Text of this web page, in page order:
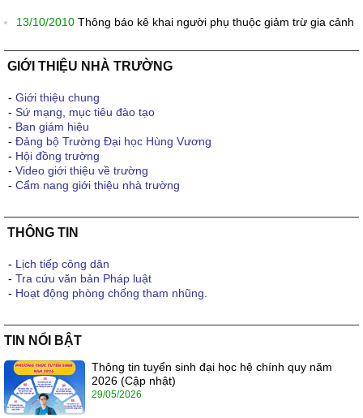
13/10/2010 Thông báo kê khai người phụ thuộc giảm trừ gia cảnh
GIỚI THIỆU NHÀ TRƯỜNG
- Giới thiệu chung
- Sứ mạng, mục tiêu đào tạo
- Ban giám hiệu
- Đảng bộ Trường Đại học Hùng Vương
- Hội đồng trường
- Video giới thiệu về trường
- Cẩm nang giới thiệu nhà trường
THÔNG TIN
- Lịch tiếp công dân
- Tra cứu văn bản Pháp luật
- Hoạt động phòng chống tham nhũng.
TIN NỔI BẬT
Thông tin tuyển sinh đại học hệ chính quy năm
2026 (Cập nhật)
29/05/2026